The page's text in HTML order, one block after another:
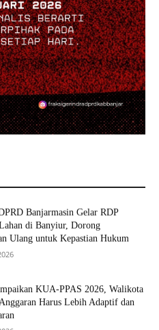
Banjarmasin Gelar RDP
di Banyiur, Dorong
Ulang untuk Kepastian Hukum
KUA-PPAS 2026, Walikota
Harus Lebih Adaptif dan